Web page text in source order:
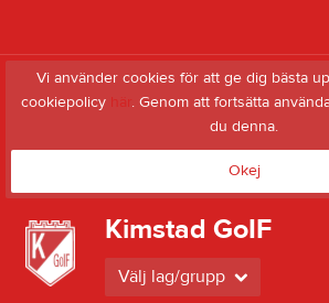
Vi använder cookies för att ge dig bästa
cookiepolicy här. Genom att fortsätta
du denna.
Okej
Kimstad GoIF
Välj lag/grupp